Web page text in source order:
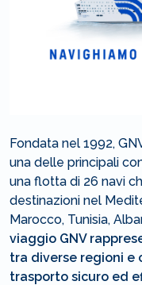
Fondata nel 1992,
una delle principali
una flotta di 26 navi
destinazioni nel
Marocco, Tunisia,
viaggio GNV
tra diverse regioni e
trasporto sicuro ed